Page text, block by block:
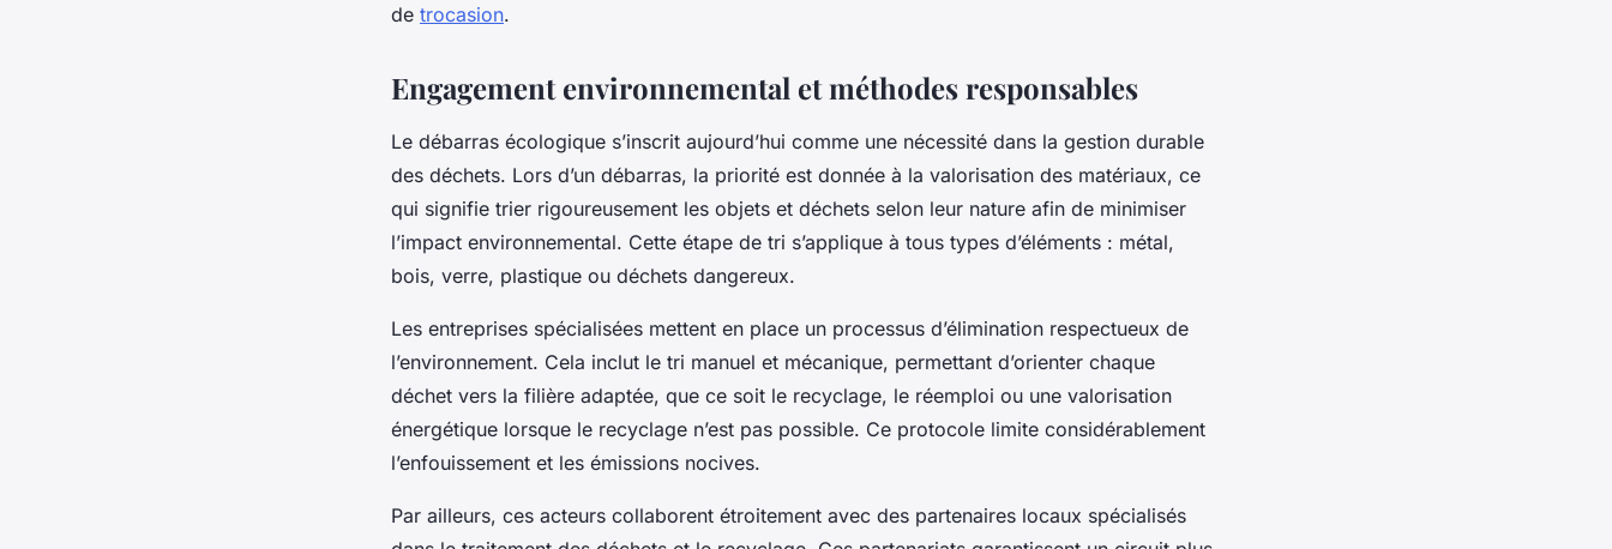
de trocasion.
Engagement environnemental et méthodes responsables
Le débarras écologique s’inscrit aujourd’hui comme une nécessité dans la gestion durable
des déchets. Lors d’un débarras, la priorité est donnée à la valorisation des matériaux, ce
qui signifie trier rigoureusement les objets et déchets selon leur nature afin de minimiser
l’impact environnemental. Cette étape de tri s’applique à tous types d’éléments : métal,
bois, verre, plastique ou déchets dangereux.
Les entreprises spécialisées mettent en place un processus d’élimination respectueux de
l’environnement. Cela inclut le tri manuel et mécanique, permettant d’orienter chaque
déchet vers la filière adaptée, que ce soit le recyclage, le réemploi ou une valorisation
énergétique lorsque le recyclage n’est pas possible. Ce protocole limite considérablement
l’enfouissement et les émissions nocives.
Par ailleurs, ces acteurs collaborent étroitement avec des partenaires locaux spécialisés